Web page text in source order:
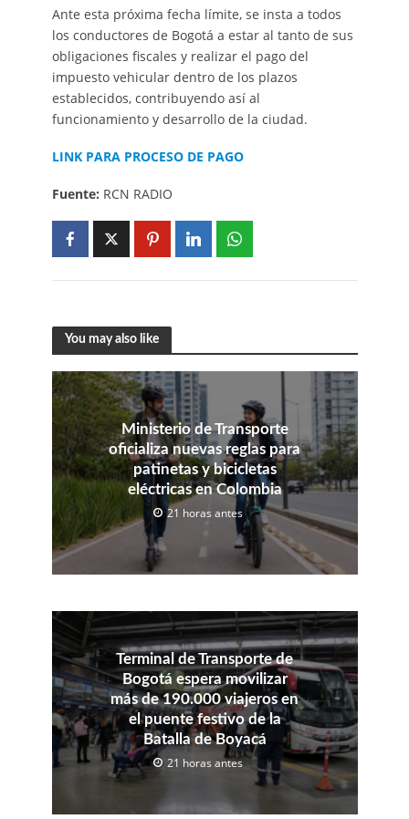
Ante esta próxima fecha límite, se insta a todos
los conductores de Bogotá a estar al tanto de sus
obligaciones fiscales y realizar el pago del
impuesto vehicular dentro de los plazos
establecidos, contribuyendo así al
funcionamiento y desarrollo de la ciudad.
LINK PARA PROCESO DE PAGO
Fuente: RCN RADIO
You may also like
Ministerio de Transporte
oficializa nuevas reglas para
patinetas y bicicletas
eléctricas en Colombia
21 horas antes
Terminal de Transporte de
Bogotá espera movilizar
más de 190.000 viajeros en
el puente festivo de la
Batalla de Boyacá
21 horas antes